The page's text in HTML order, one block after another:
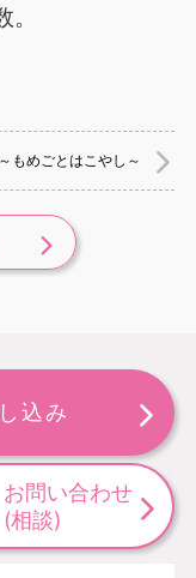
もめごとはこやし～
込み
お問い合わせ
(相談)